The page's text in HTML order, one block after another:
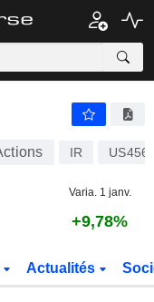
IR
Varia. 1 janv.
+9,78%
Actualités